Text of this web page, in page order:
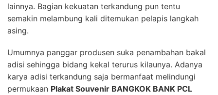
lainnya. Bagian kekuatan terkandung pun tentu
semakin melambung kali ditemukan pelapis langkah
asing.
Umumnya panggar produsen suka penambahan bakal
adisi sehingga bidang kekal terurus kilaunya. Adanya
karya adisi terkandung saja bermanfaat melindungi
permukaan Plakat Souvenir BANGKOK BANK PCL